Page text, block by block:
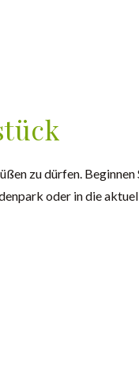
zu dürfen. Beginnen
oder in die